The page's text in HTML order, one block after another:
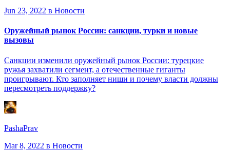
Jun 23, 2022 в Новости
Оружейный рынок России: санкции, турки и новые
вызовы
Санкции изменили оружейный рынок России: турецкие
ружья захватили сегмент, а отечественные гиганты
проигрывают. Кто заполняет ниши и почему власти должны
пересмотреть поддержку?
PashaPrav
Mar 8, 2022 в Новости